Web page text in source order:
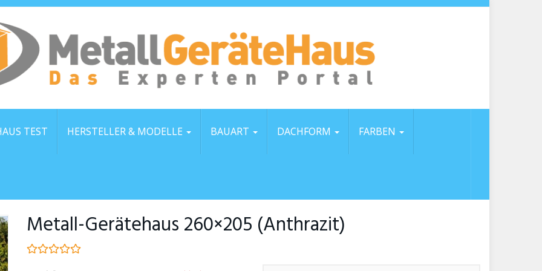
TEST HERSTELLER & MODELLE BAUART DACHFORM FARBEN
Metall-Gerätehaus 260×205 (Anthrazit)